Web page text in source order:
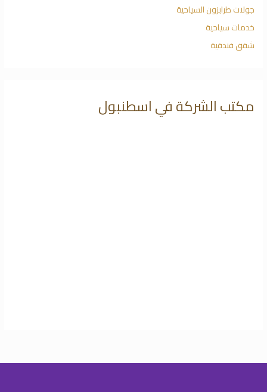
جولات طرابزون السياحية
خدمات سياحية
شقق فندقية
مكتب الشركة في اسطنبول